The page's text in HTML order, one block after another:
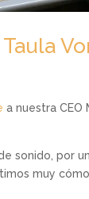
a nuestra
sonido, por
muy